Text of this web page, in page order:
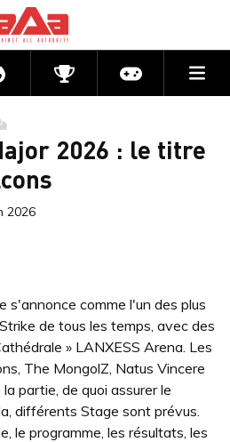
CompétitionsActu jeux
2026 : le titre
2026
AUX
s'annonce comme l'un des plus
de tous les temps, avec des
» LANXESS Arena. Les
The MongolZ, Natus Vincere
partie, de quoi assurer le
différents Stage sont prévus.
le programme, les résultats, les